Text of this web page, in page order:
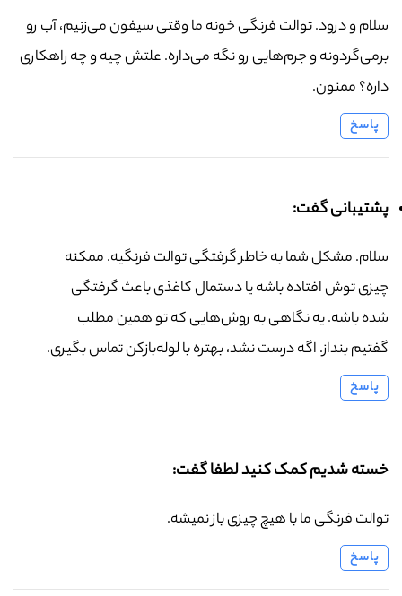
سلام و درود. توالت فرنگی خونه ما وقتی سیفون می‌زنیم، آب رو
برمی‌گردونه و جرم‌هایی رو نگه می‌داره. علتش چیه و چه راهکاری
داره؟ ممنون.
پاسخ
پشتیبانی گفت:
سلام. مشکل شما به خاطر گرفتگی توالت فرنگیه. ممکنه
چیزی توش افتاده باشه یا دستمال کاغذی باعث گرفتگی
شده باشه. یه نگاهی به روش‌هایی که تو همین مطلب
گفتیم بنداز. اگه درست نشد، بهتره با لوله‌بازکن تماس بگیری.
پاسخ
خسته شدیم کمک کنید لطفا گفت:
توالت فرنگی ما با هیچ چیزی باز نمیشه.
پاسخ